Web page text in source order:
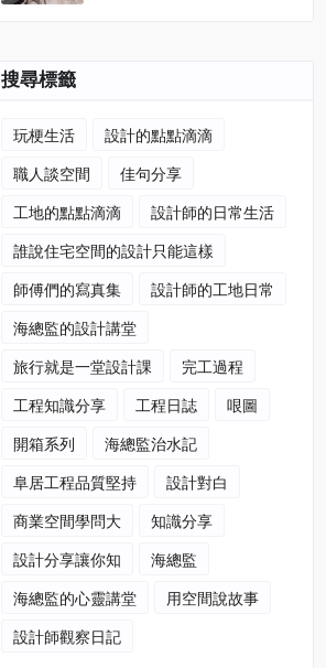
搜尋標籤
玩梗生活
設計的點點滴滴
職人談空間
佳句分享
工地的點點滴滴
設計師的日常生活
誰說住宅空間的設計只能這樣
師傅們的寫真集
設計師的工地日常
海總監的設計講堂
旅行就是一堂設計課
完工過程
工程知識分享
工程日誌
哏圖
開箱系列
海總監治水記
阜居工程品質堅持
設計對白
商業空間學問大
知識分享
設計分享讓你知
海總監
海總監的心靈講堂
用空間說故事
設計師觀察日記